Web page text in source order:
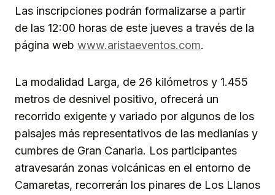
Las inscripciones podrán formalizarse a partir
de las 12:00 horas de este jueves a través de la
página web www.aristaeventos.com.
La modalidad Larga, de 26 kilómetros y 1.455
metros de desnivel positivo, ofrecerá un
recorrido exigente y variado por algunos de los
paisajes más representativos de las medianías y
cumbres de Gran Canaria. Los participantes
atravesarán zonas volcánicas en el entorno de
Camaretas, recorrerán los pinares de Los Llanos